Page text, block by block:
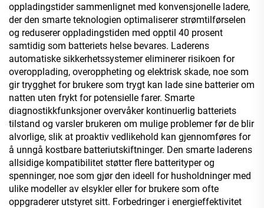
oppladingstider sammenlignet med konvensjonelle ladere,
der den smarte teknologien optimaliserer strømtilførselen
og reduserer oppladingstiden med opptil 40 prosent
samtidig som batteriets helse bevares. Laderens
automatiske sikkerhetssystemer eliminerer risikoen for
overopplading, overoppheting og elektrisk skade, noe som
gir trygghet for brukere som trygt kan lade sine batterier om
natten uten frykt for potensielle farer. Smarte
diagnostikkfunksjoner overvåker kontinuerlig batteriets
tilstand og varsler brukeren om mulige problemer før de blir
alvorlige, slik at proaktiv vedlikehold kan gjennomføres for
å unngå kostbare batteriutskiftninger. Den smarte laderens
allsidige kompatibilitet støtter flere batterityper og
spenninger, noe som gjør den ideell for husholdninger med
ulike modeller av elsykler eller for brukere som ofte
oppgraderer utstyret sitt. Forbedringer i energieffektivitet